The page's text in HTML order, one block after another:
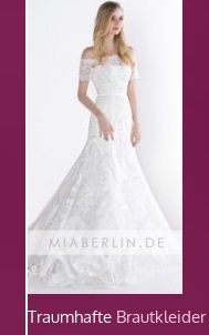
Traumhafte Brautkleider